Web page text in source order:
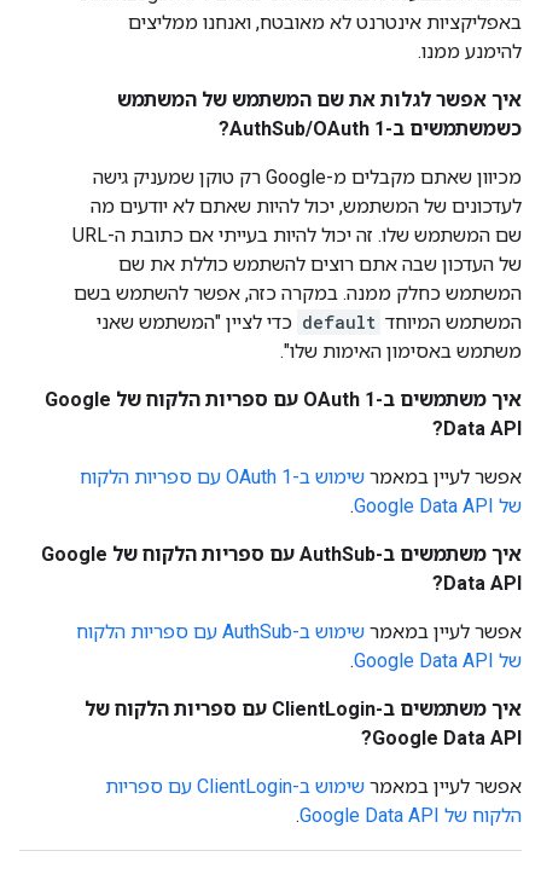
באפליקציות אינטרנט לא מאובטח, ואנחנו ממליצים
להימנע ממנו.
איך אפשר לגלות את שם המשתמש של המשתמש
כשמשתמשים ב-AuthSub/OAuth 1?
מכיוון שאתם מקבלים מ-Google רק טוקן שמעניק גישה
לעדכונים של המשתמש, יכול להיות שאתם לא יודעים מה
שם המשתמש שלו. זה יכול להיות בעייתי אם כתובת ה-URL
של העדכון שבה אתם רוצים להשתמש כוללת את שם
המשתמש כחלק ממנה. במקרה כזה, אפשר להשתמש בשם
המשתמש המיוחד default כדי לציין "המשתמש שאני
משתמש באסימון האימות שלו".
איך משתמשים ב-OAuth 1 עם ספריות הלקוח של Google
Data API?
אפשר לעיין במאמר
שימוש ב-OAuth 1 עם ספריות הלקוח
של Google Data API
.
איך משתמשים ב-AuthSub עם ספריות הלקוח של Google
Data API?
אפשר לעיין במאמר
שימוש ב-AuthSub עם ספריות הלקוח
של Google Data API
.
איך משתמשים ב-ClientLogin עם ספריות הלקוח של
Google Data API?
אפשר לעיין במאמר
שימוש ב-ClientLogin עם ספריות
הלקוח של Google Data API
.